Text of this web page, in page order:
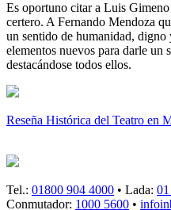
Es oportuno citar a Luis
certero. A Fernando Mendoza
un sentido de humanidad, digno
elementos nuevos para darle un
destacándose todos ellos.
Reseña Histórica del Teatro en
Tel.: 01800 904 4000 • Lada:
Conmutador: 1000 5600 •